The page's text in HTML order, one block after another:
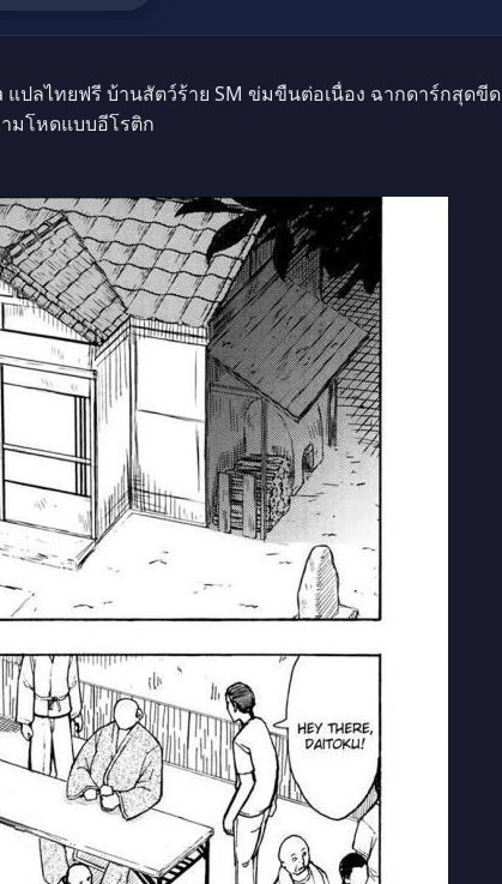
แปลไทยฟรี บ้านสัตว์ร้าย SM ข่มขืนต่อเนื่อง ฉากดาร์กสุดขีด
มโหดแบบอีโรติก